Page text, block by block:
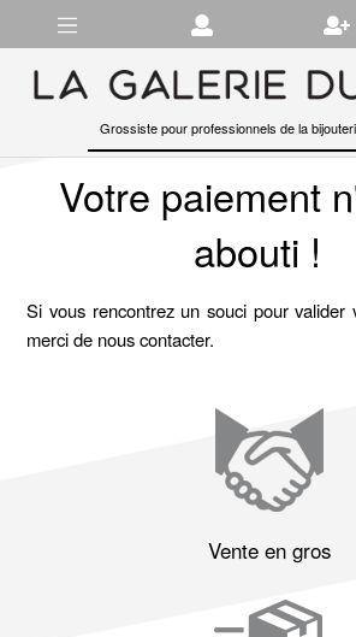
Grossiste pour professionnels de la
Votre paiement
abouti !
Si vous rencontrez un souci pour valider
merci de nous contacter.
Vente en gros
Gérer les préférences en matière de cookies